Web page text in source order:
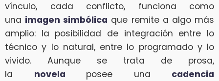
vínculo, cada conflicto, funciona como
una imagen simbólica que remite a algo más
amplio: la posibilidad de integración entre lo
técnico y lo natural, entre lo programado y lo
vivido. Aunque se trata de prosa,
la novela posee una cadencia